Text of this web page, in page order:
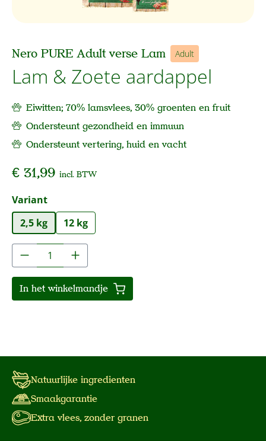
Nero PURE Adult verse Lam Adult
Lam & Zoete aardappel
Eiwitten; 70% lamsvlees, 30% groenten en fruit
Ondersteunt gezondheid en immuun
Ondersteunt vertering, huid en vacht
€ 31,99 incl. BTW
Selecteer
Variant
2,5 kg
12 kg
Producthoeveelheid: Voer de gewenste
In het winkelmandje
Natuurlijke ingredienten
Smaakgarantie
Extra vlees, zonder granen